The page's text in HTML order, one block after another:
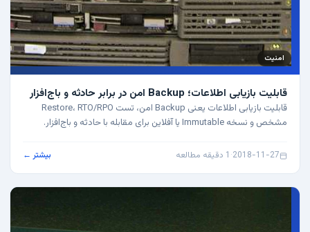
امنیت
قابلیت بازیابی اطلاعات؛ Backup امن در برابر حادثه و باج‌افزار
قابلیت بازیابی اطلاعات یعنی Backup امن، تست Restore، RTO/RPO
مشخص و نسخه Immutable یا آفلاین برای مقابله با حادثه و باج‌افزار.
2018-11-27
· 1 دقیقه مطالعه بیشتر ←